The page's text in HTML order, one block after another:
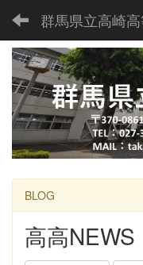
群馬県立高崎
BLOG
高高NEWS